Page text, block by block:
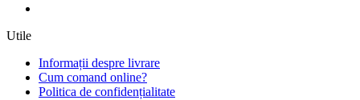
Utile
Informații despre livrare
Cum comand online?
Politica de confidențialitate